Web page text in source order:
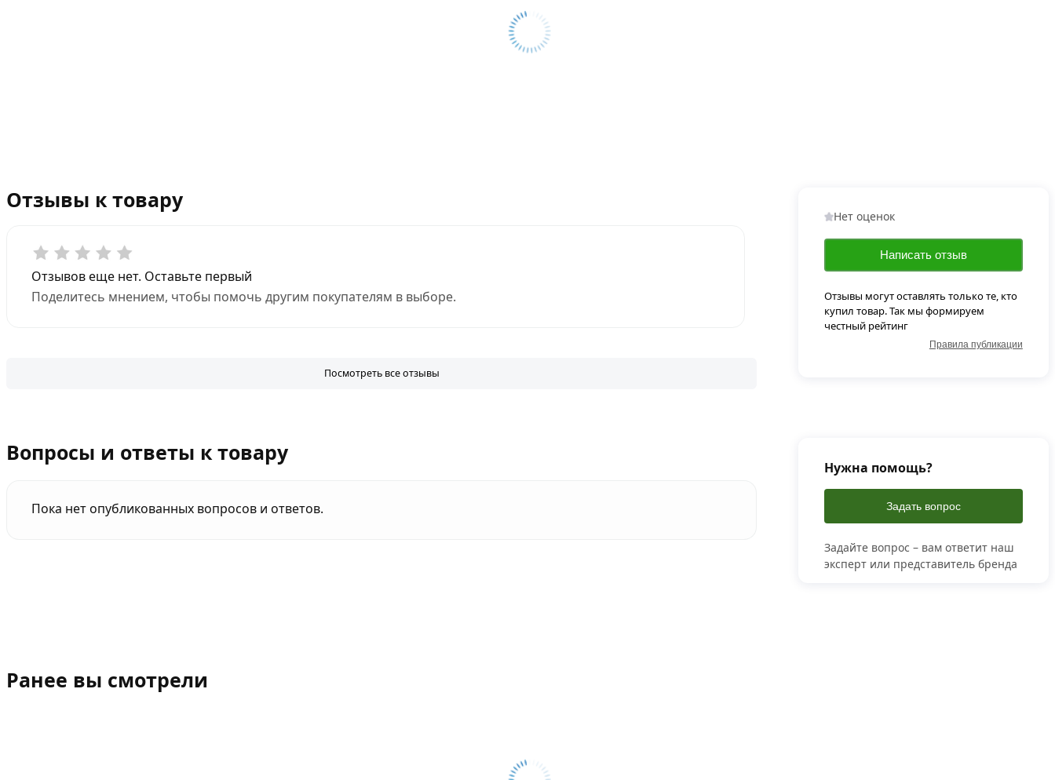
Отзывы к товару
Отзывов еще нет. Оставьте первый
Поделитесь мнением, чтобы помочь другим покупателям в выборе.
Посмотреть все отзывы
Нет оценок
Написать отзыв
Отзывы могут оставлять только те, кто
купил товар. Так мы формируем
честный рейтинг
Правила публикации
Вопросы и ответы к товару
Пока нет опубликованных вопросов и ответов.
Нужна помощь?
Задать вопрос
Задайте вопрос – вам ответит наш
эксперт или представитель бренда
Ранее вы смотрели